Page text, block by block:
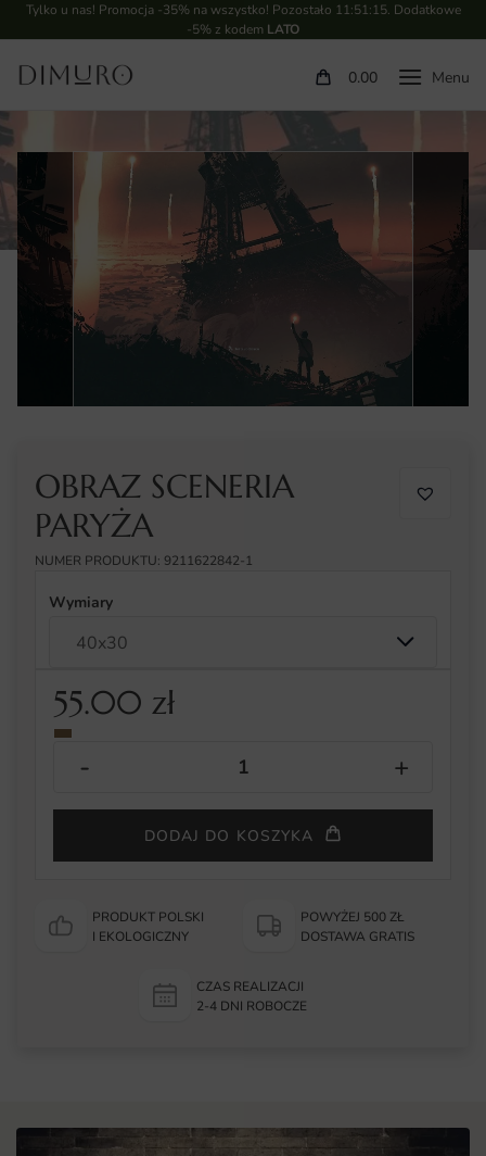
Tylko u nas! Promocja -35% na wszystko! Pozostało 11:51:14. Dodatkowe
-5% z kodem LATO
0.00
OBRAZ SCENERIA
PARYŻA
NUMER PRODUKTU: 9211622842-1
Wymiary
55.00 zł
DODAJ DO KOSZYKA
PRODUKT POLSKI
I EKOLOGICZNY
POWYŻEJ 500 ZŁ
DOSTAWA GRATIS
CZAS REALIZACJI
2-4 DNI ROBOCZE